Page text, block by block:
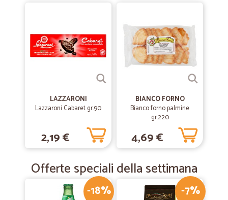
Tutto arrivato con velocità e nei tempi stabiliti
05/09/2020
—Maddalena D.
Gentilissimi e velocissimi
tutto ok
Tutto è andato bene. Prezzi buono costo spedizione accettabile arrivo
LAZZARONI
Lazzaroni Cabaret gr.90
2,19 €
BIANCO FORNO
Bianco forno palmine
gr.220
4,69 €
Offerte speciali della settimana
-18% -7%